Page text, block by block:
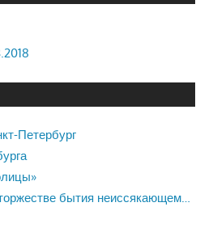
Петербург
бытия неиссякающем…